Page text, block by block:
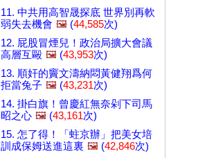
11. 中共用高智晟探底 世界別再軟
弱失去機會 🖼️ (44,585次)
12. 屁股冒煙兒！政治局擴大會議
高層互毆 🖼️ (43,953次)
13. 順奸的竇文濤納悶黃健翔爲何
拒當兔子 🖼️ (43,231次)
14. 掛白旗！曾慶紅無奈剁下司馬
昭之心 🖼️ (43,161次)
15. 怎了得！「蛀京辦」把美女培
訓成保姆送進這裏 🖼️ (42,846次)